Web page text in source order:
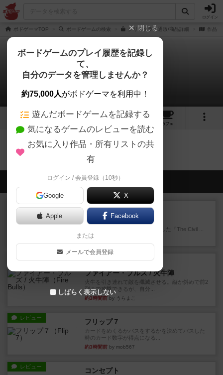
ログイン
ボドゲーマTOP ボードゲームの検索 クリスタラの通販/商品詳細 作品デ
クリスタラ
0件の戦略やコツ
1
カフェ
クリスタラのトップに戻る
会員の新しい投稿
レビュー
南北戦争
1983年にVictory Gamesが出版した『The Civil ...
28分前
ファイアー・ブルズ / 火牛陣
火牛を引き連れて敵を殲滅させる。縦か斜めで前2
列まで攻撃できるが、自分...
約3時間前 by うらまこ
レビュー フリップ７
カードをめくるかパスをするかを決めてパスした
時のカード数字が得点になる...
約3時間前 by mob567
レビュー コンセプト
閉じる
ボードゲームのプレイ履歴を記録し
て、
自分のデータを管理しませんか？
約75,000人がボドゲーマを利用中！
遊んだボードゲームを記録する
気になるゲームのレビューを読む
お気に入り作品・所有リストの共
有
ログイン / 会員登録（10秒）
Google X
Apple Facebook
または
メールで会員登録
しばらく表示しない